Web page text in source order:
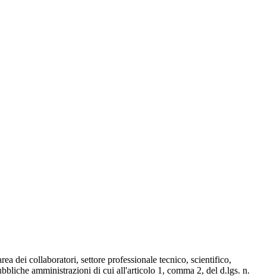
dei collaboratori, settore professionale tecnico, scientifico,
amministrazioni di cui all'articolo 1, comma 2, del d.lgs. n.